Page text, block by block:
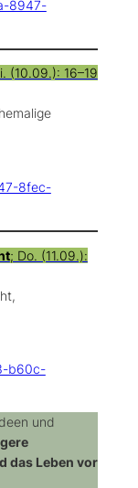
8947-
(10.09.): 16–19
8fec-
; Do. (11.09.):
b60c-
und
das Leben vor